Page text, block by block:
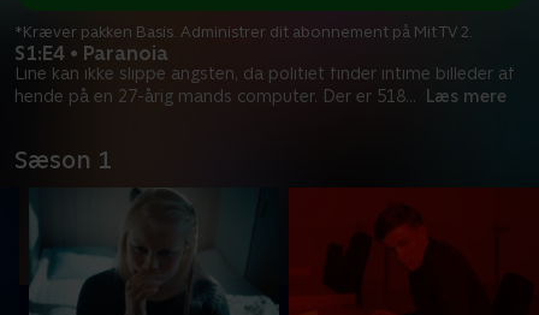
S1:E4 • Paranoia
Line kan ikke slippe angsten, da politiet finder intime billeder af
hende på en 27-årig mands computer. Der er 518... Læs mere
*Kræver pakken Basis. Administrer dit abonnement på Mit TV 2.
Sæson 1